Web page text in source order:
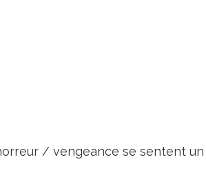
/ vengeance se sentent un